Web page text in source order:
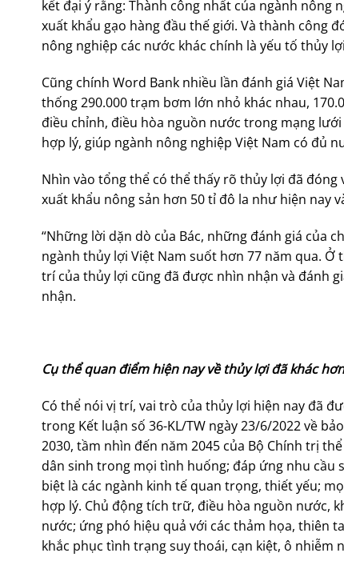
kết đại ý rằng: Thành công nhất của ngành
xuất khẩu gạo hàng đầu thế giới. Và thành công
nông nghiệp các nước khác chính là yếu tố thủy
Cũng chính Word Bank nhiều lần đánh giá Việt
thống 290.000 trạm bơm lớn nhỏ khác nhau,
điều chỉnh, điều hòa nguồn nước trong mạng
hợp lý, giúp ngành nông nghiệp Việt Nam có đủ
Nhìn vào tổng thể có thể thấy rõ thủy lợi đã
xuất khẩu nông sản hơn 50 tỉ đô la như hiện nay
“Những lời dặn dò của Bác, những đánh giá của
ngành thủy lợi Việt Nam suốt hơn 77 năm qua.
trí của thủy lợi cũng đã được nhìn nhận và đánh
nhận.
Cụ thể quan điểm hiện nay về thủy lợi đã khác
Có thể nói vị trí, vai trò của thủy lợi hiện nay đã
trong Kết luận số 36-KL/TW ngày 23/6/2022 về
2030, tầm nhìn đến năm 2045 của Bộ Chính trị
dân sinh trong mọi tình huống; đáp ứng nhu cầu
biệt là các ngành kinh tế quan trọng, thiết yếu;
hợp lý. Chủ động tích trữ, điều hòa nguồn nước,
nước; ứng phó hiệu quả với các thảm họa, thiên
khắc phục tình trạng suy thoái, cạn kiệt, ô nhiễm